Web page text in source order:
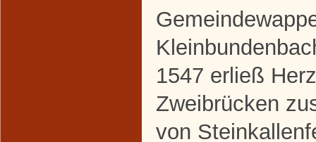
1547 erließ
Zweibrücken
von